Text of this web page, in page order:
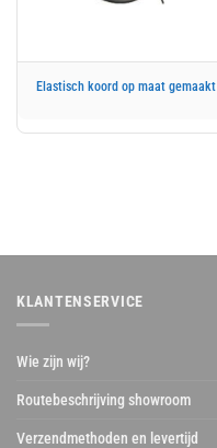
Elastisch koord op maat gemaakt
KLANTENSERVICE
Wie zijn wij?
Routebeschrijving showroom
Verzendmethoden en levertijd